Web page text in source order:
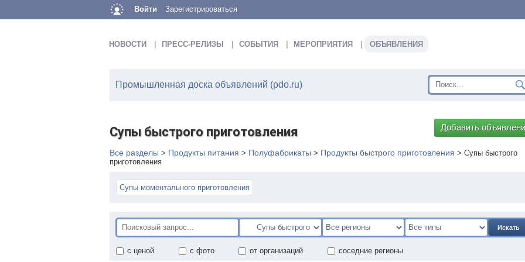
Войти Зарегистрироваться
НОВОСТИ ПРЕСС-РЕЛИЗЫ СОБЫТИЯ МЕРОПРИЯТИЯ ОБЪЯВЛЕНИЯ
Промышленная доска объявлений (pdo.ru)
Супы быстрого приготовления Добавить
Все разделы > Продукты питания > Полуфабрикаты > Продукты быстрого приготовления > Супы быстрого
приготовления
Супы моментального приготовления
Искать
с ценой с фото от организаций соседние регионы